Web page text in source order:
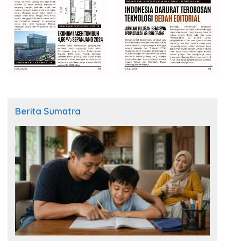
Berita Sumatra